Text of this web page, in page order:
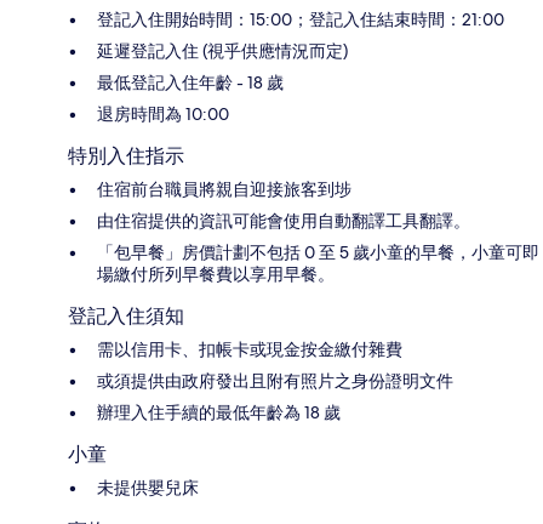
登記入住開始時間：15:00；登記入住結束時間：21:00
延遲登記入住 (視乎供應情況而定)
最低登記入住年齡 - 18 歲
退房時間為 10:00
特別入住指示
住宿前台職員將親自迎接旅客到埗
由住宿提供的資訊可能會使用自動翻譯工具翻譯。
「包早餐」房價計劃不包括 0 至 5 歲小童的早餐，小童可即
場繳付所列早餐費以享用早餐。
登記入住須知
需以信用卡、扣帳卡或現金按金繳付雜費
或須提供由政府發出且附有照片之身份證明文件
辦理入住手續的最低年齡為 18 歲
小童
未提供嬰兒床